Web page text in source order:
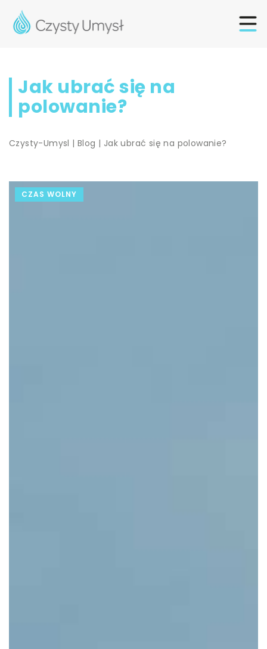
Jak ubrać się na
polowanie?
Czysty-Umysl |Blog | Jak ubrać się na polowanie?
CZAS WOLNY